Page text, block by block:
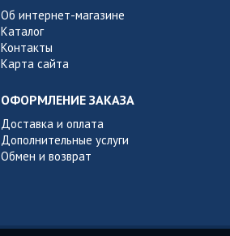
Об интернет-магазине
Каталог
Контакты
Карта сайта
ОФОРМЛЕНИЕ ЗАКАЗА
Доставка и оплата
Дополнительные услуги
Обмен и возврат